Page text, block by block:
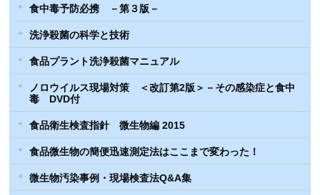
食中毒予防必携 －第３版－
洗浄殺菌の科学と技術
食品プラント洗浄殺菌マニュアル
ノロウイルス現場対策 ＜改訂第2版＞－その感染症と食中
毒 DVD付
食品衛生検査指針 微生物編 2015
食品微生物の簡便迅速測定法はここまで変わった！
微生物汚染事例・現場検査法Q&A集